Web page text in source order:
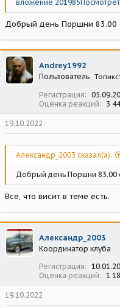
вложение 201985
Добрый день Поршни 83.00
Andrey1992
Пользователь
Регистрация
Оценка реакций
3
19.10.2022
Александр_2003 сказал(а):
Добрый день Поршни 83.00
Все, что висит в теме есть.
Александр_2003
Координатор клуба
Регистрация
Оценка реакций
1
19.10.2022